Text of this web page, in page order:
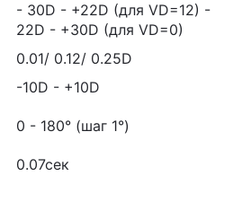
- 30D - +22D (для VD=12) -
22D - +30D (для VD=0)
0.01/ 0.12/ 0.25D
-10D - +10D
0 - 180° (шаг 1°)
0.07сек